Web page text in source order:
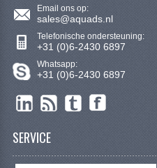
Email ons op:
sales@aquads.nl
Telefonische ondersteuning:
+31 (0)6-2430 6897
Whatsapp:
+31 (0)6-2430 6897
SERVICE